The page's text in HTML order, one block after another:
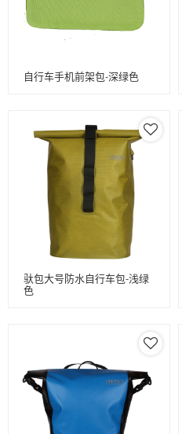
自行车手机前架包-深绿色
驮包大号防水自行车包-浅绿
色